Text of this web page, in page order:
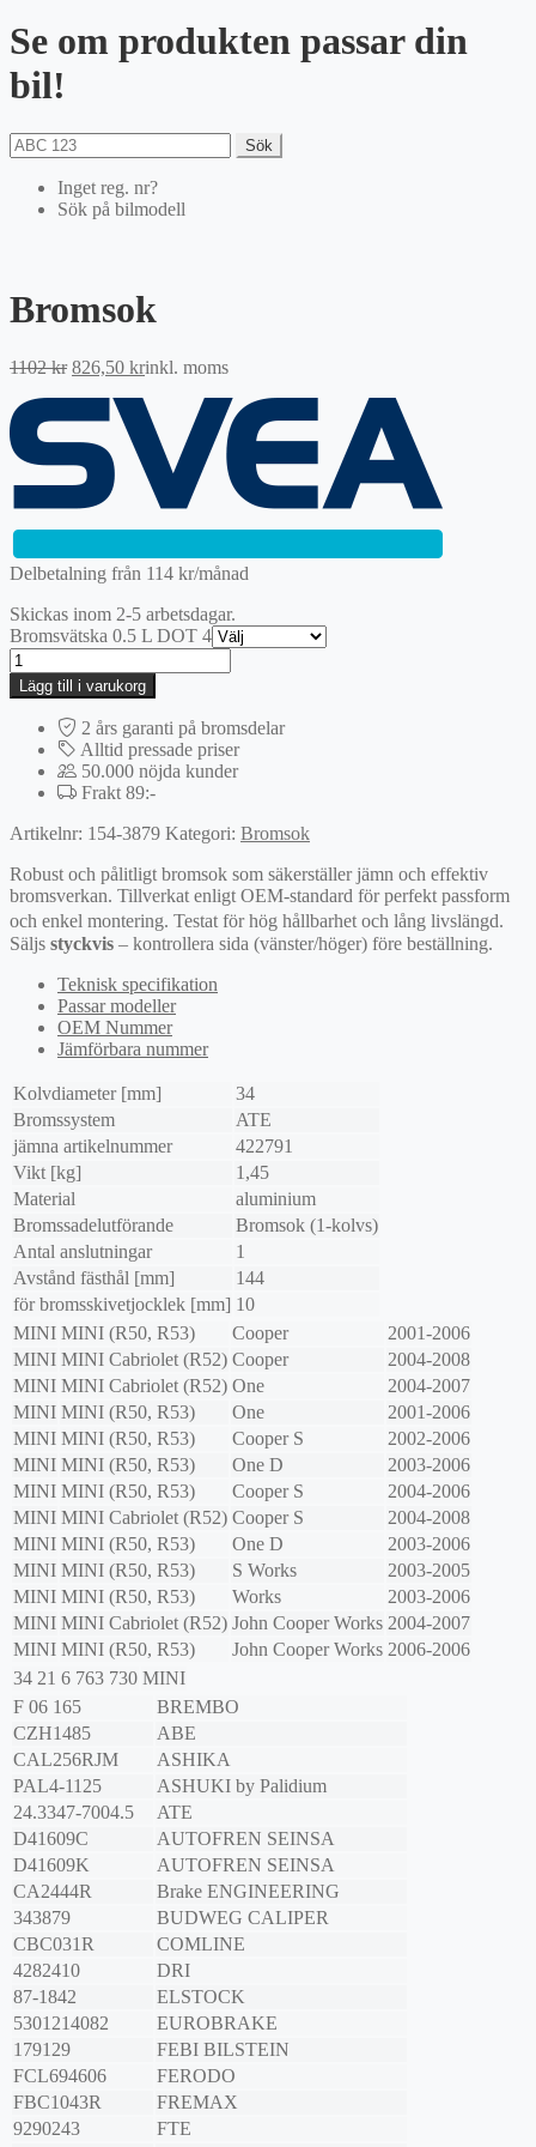
Se om produkten passar din
bil!
Sök
Inget reg. nr?
Sök på bilmodell
Bromsok
1102kr Det
1102 kr.
826,50 krDet
priset
är:
826,50 kr.
inkl. moms
Delbetalning från 114 kr/månad
Skickas inom 2-5 arbetsdagar.
Bromsvätska 0.5 L DOT 4
Bromsok
mängd
Lägg till i varukorg
2 års garanti på bromsdelar
Alltid pressade priser
50.000 nöjda kunder
Frakt 89:-
Artikelnr: 154-3879 Kategori: Bromsok
Robust och pålitligt bromsok som säkerställer jämn och effektiv
bromsverkan. Tillverkat enligt OEM-standard för perfekt passform
och enkel montering. Testat för hög hållbarhet och lång livslängd.
Säljs styckvis – kontrollera sida (vänster/höger) före beställning.
Teknisk specifikation
Passar modeller
OEM Nummer
Jämförbara nummer
Kolvdiameter [mm]
34
Bromssystem
ATE
jämna artikelnummer
422791
Vikt [kg]
1,45
Material
aluminium
Bromssadelutförande
Bromsok (1-kolvs)
Antal anslutningar
1
Avstånd fästhål [mm]
144
för bromsskivetjocklek [mm] 10
MINI MINI (R50, R53) Cooper
2001-2006
MINI MINI Cabriolet (R52) Cooper
2004-2008
MINI MINI Cabriolet (R52) One
2004-2007
MINI MINI (R50, R53) One
2001-2006
MINI MINI (R50, R53) Cooper S
2002-2006
MINI MINI (R50, R53) One D
2003-2006
MINI MINI (R50, R53) Cooper S
2004-2006
MINI MINI Cabriolet (R52) Cooper S
2004-2008
MINI MINI (R50, R53) One D
2003-2006
MINI MINI (R50, R53) S Works
2003-2005
MINI MINI (R50, R53) Works
2003-2006
MINI MINI Cabriolet (R52) John Cooper Works 2004-2007
MINI MINI (R50, R53) John Cooper Works 2006-2006
34 21 6 763 730 MINI
F 06 165
BREMBO
CZH1485
ABE
CAL256RJM
ASHIKA
PAL4-1125
ASHUKI by Palidium
24.3347-7004.5
ATE
D41609C
AUTOFREN SEINSA
D41609K
AUTOFREN SEINSA
CA2444R
Brake ENGINEERING
343879
BUDWEG CALIPER
CBC031R
COMLINE
4282410
DRI
87-1842
ELSTOCK
5301214082
EUROBRAKE
179129
FEBI BILSTEIN
FCL694606
FERODO
FBC1043R
FREMAX
9290243
FTE